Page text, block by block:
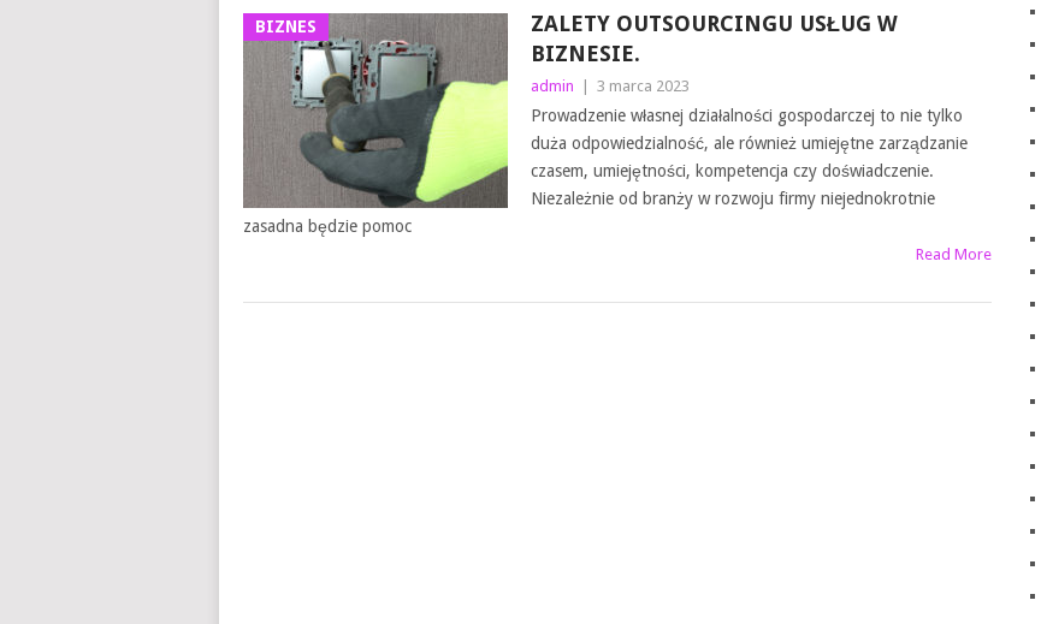
BIZNES
ZALETY OUTSOURCINGU USŁUG W
BIZNESIE.
admin 3 marca 2023
Prowadzenie własnej działalności gospodarczej to nie tylko
duża odpowiedzialność, ale również umiejętne zarządzanie
czasem, umiejętności, kompetencja czy doświadczenie.
Niezależnie od branży w rozwoju firmy niejednokrotnie
zasadna będzie pomoc
Read More